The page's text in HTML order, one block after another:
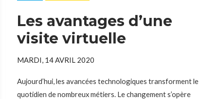
Les avantages d’une
visite virtuelle
MARDI, 14 AVRIL 2020
Aujourd’hui, les avancées technologiques transforment le
quotidien de nombreux métiers. Le changement s’opère